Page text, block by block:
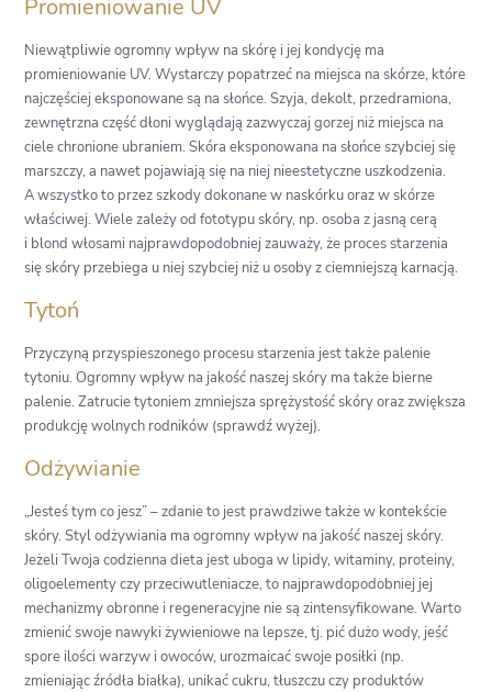
Promieniowanie UV
Niewątpliwie ogromny wpływ na skórę i jej kondycję ma
promieniowanie UV. Wystarczy popatrzeć na miejsca na skórze, które
najczęściej eksponowane są na słońce. Szyja, dekolt, przedramiona,
zewnętrzna część dłoni wyglądają zazwyczaj gorzej niż miejsca na
ciele chronione ubraniem. Skóra eksponowana na słońce szybciej się
marszczy, a nawet pojawiają się na niej nieestetyczne uszkodzenia.
A wszystko to przez szkody dokonane w naskórku oraz w skórze
właściwej. Wiele zależy od fototypu skóry, np. osoba z jasną cerą
i blond włosami najprawdopodobniej zauważy, że proces starzenia
się skóry przebiega u niej szybciej niż u osoby z ciemniejszą karnacją.
Tytoń
Przyczyną przyspieszonego procesu starzenia jest także palenie
tytoniu. Ogromny wpływ na jakość naszej skóry ma także bierne
palenie. Zatrucie tytoniem zmniejsza sprężystość skóry oraz zwiększa
produkcję wolnych rodników (sprawdź wyżej).
Odżywianie
„Jesteś tym co jesz” – zdanie to jest prawdziwe także w kontekście
skóry. Styl odżywiania ma ogromny wpływ na jakość naszej skóry.
Jeżeli Twoja codzienna dieta jest uboga w lipidy, witaminy, proteiny,
oligoelementy czy przeciwutleniacze, to najprawdopodobniej jej
mechanizmy obronne i regeneracyjne nie są zintensyfikowane. Warto
zmienić swoje nawyki żywieniowe na lepsze, tj. pić dużo wody, jeść
spore ilości warzyw i owoców, urozmaicać swoje posiłki (np.
zmieniając źródła białka), unikać cukru, tłuszczu czy produktów